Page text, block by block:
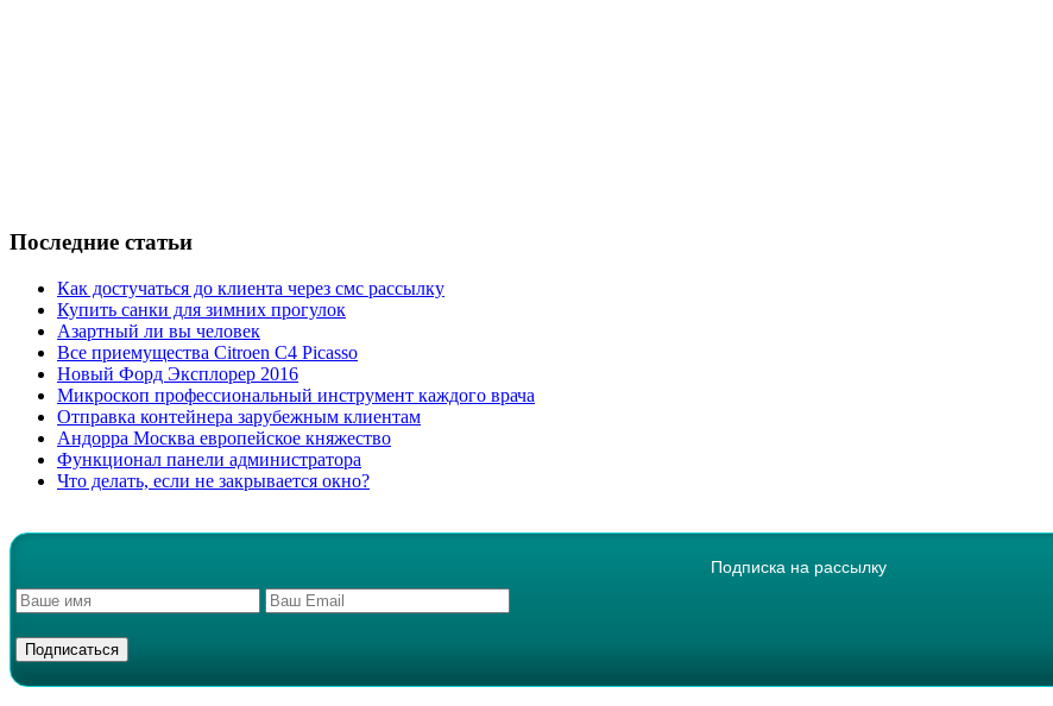
Последние статьи
Как достучаться до клиента через смс рассылку
Купить санки для зимних прогулок
Азартный ли вы человек
Все приемущества Сitroen C4 Picasso
Новый Форд Эксплорер 2016
Микроскоп профессиональный инструмент каждого врача
Отправка контейнера зарубежным клиентам
Андорра Москва европейское княжество
Функционал панели администратора
Что делать, если не закрывается окно?
Подписка на рассылку